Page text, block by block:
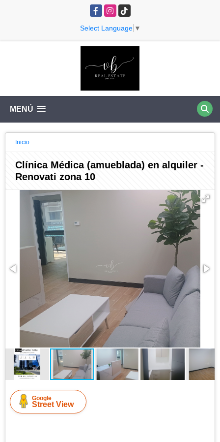
FacebookInstagram
TikTok
Select Language ▼
MENÚ
Inicio
Clínica Médica (amueblada) en alquiler -
Renovati zona 10
Google
Street View